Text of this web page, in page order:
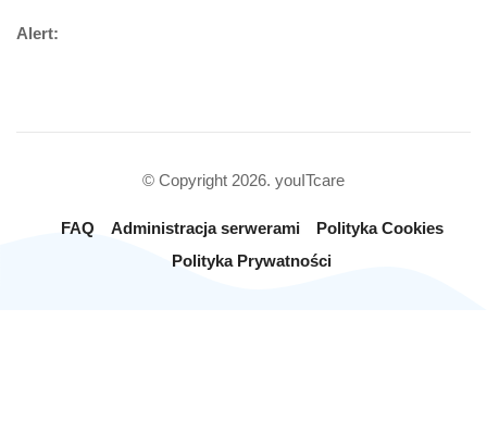
Alert:
© Copyright 2026. youITcare
FAQ Administracja serwerami
Polityka Cookies
Polityka Prywatności